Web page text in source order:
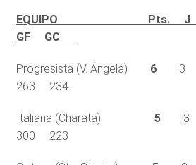
EQUIPO
GF GC
Progresista (V. Ángela) 63
263 234
Italiana (Charata) 53
300 223